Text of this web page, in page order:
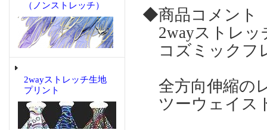
（ノンストレッチ）
2wayストレッチ生地
プリント
◆商品コメント
2wayストレ
コズミックフ
全方向伸縮の
ツーウェイス